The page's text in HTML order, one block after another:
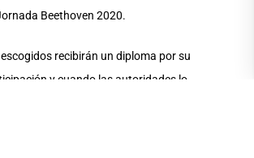
Beethoven 2020.
recibirán un diploma por su
y cuando las autoridades lo